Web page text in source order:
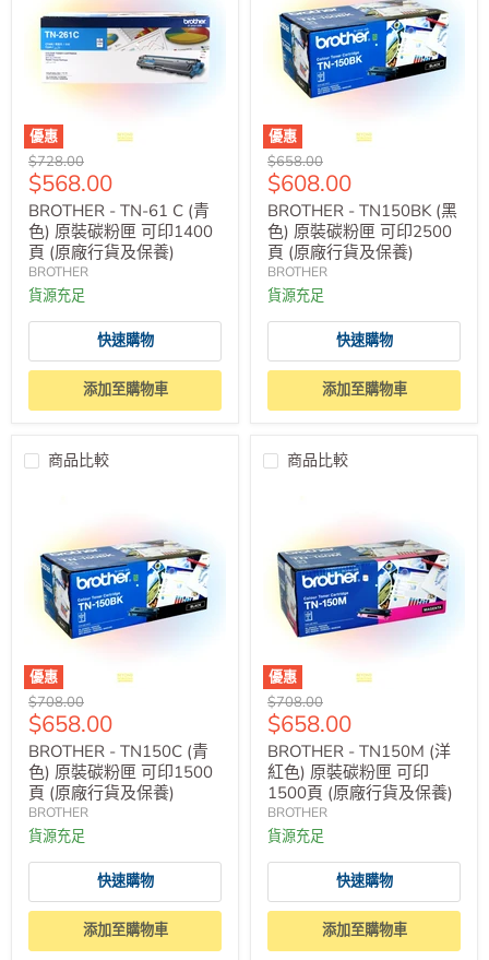
優惠
原
價
$728.00
售
價
$568.00
BROTHER - TN-61 C (青
色) 原裝碳粉匣 可印1400
頁 (原廠行貨及保養)
BROTHER
貨源充足
快速購物
添加至購物車
優惠
原
價
$658.00
售
價
$608.00
BROTHER - TN150BK (黑
色) 原裝碳粉匣 可印2500
頁 (原廠行貨及保養)
BROTHER
貨源充足
快速購物
添加至購物車
商品比較
優惠
原
價
$708.00
售
價
$658.00
BROTHER - TN150C (青
色) 原裝碳粉匣 可印1500
頁 (原廠行貨及保養)
BROTHER
貨源充足
快速購物
添加至購物車
商品比較
優惠
原
價
$708.00
售
價
$658.00
BROTHER - TN150M (洋
紅色) 原裝碳粉匣 可印
1500頁 (原廠行貨及保養)
BROTHER
貨源充足
快速購物
添加至購物車